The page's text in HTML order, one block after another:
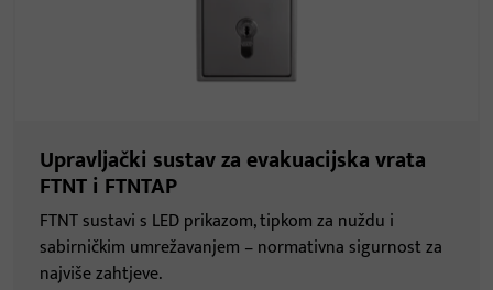
Upravljački sustav za evakuacijska vrata
FTNT i FTNTAP
FTNT sustavi s LED prikazom, tipkom za nuždu i
sabirničkim umrežavanjem – normativna sigurnost za
najviše zahtjeve.